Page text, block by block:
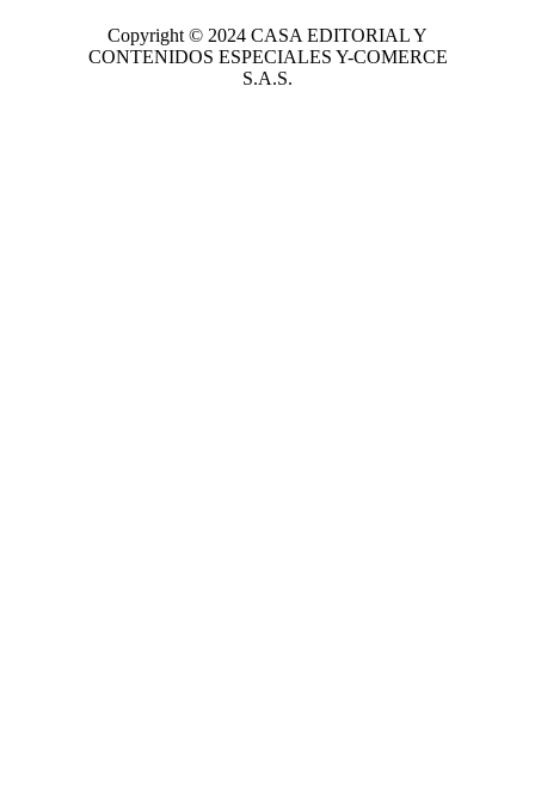
Copyright © 2024 CASA EDITORIALY
CONTENIDOS ESPECIALES Y-COMERCE
S.A.S.